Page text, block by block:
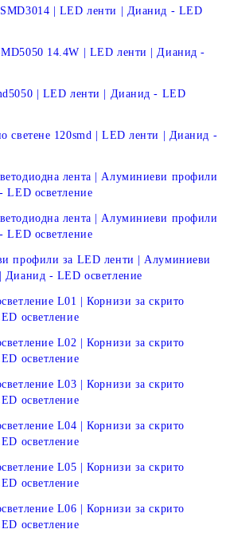
| LED ленти | Дианид - LED
14.4W | LED ленти | Дианид -
| LED ленти | Дианид - LED
светене 120smd | LED ленти | Дианид -
лента | Алуминиеви профили
LED осветление
лента | Алуминиеви профили
LED осветление
профили за LED ленти | Алуминиеви
- LED осветление
L01 | Корнизи за скрито
осветление
L02 | Корнизи за скрито
осветление
L03 | Корнизи за скрито
осветление
L04 | Корнизи за скрито
осветление
L05 | Корнизи за скрито
осветление
L06 | Корнизи за скрито
осветление